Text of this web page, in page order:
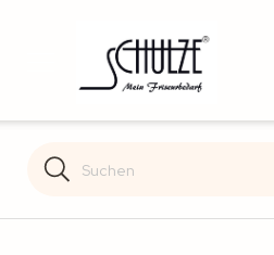
Search
Search